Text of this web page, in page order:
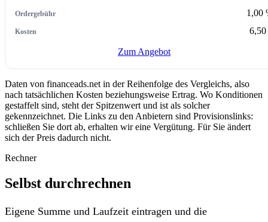
1,00
6,50
Zum Angebot
Daten von financeads.net in der Reihenfolge des Vergleichs, also
nach tatsächlichen Kosten beziehungsweise Ertrag. Wo Konditionen
gestaffelt sind, steht der Spitzenwert und ist als solcher
gekennzeichnet. Die Links zu den Anbietern sind Provisionslinks:
schließen Sie dort ab, erhalten wir eine Vergütung. Für Sie ändert
sich der Preis dadurch nicht.
Rechner
Selbst durchrechnen
Eigene Summe und Laufzeit eintragen und die